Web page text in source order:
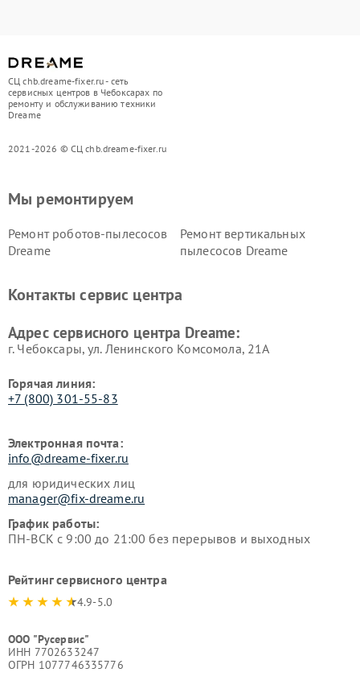
СЦ chb.dreame-fixer.ru - сеть
сервисных центров в Чебоксарах по
ремонту и обслуживанию техники
Dreame
2021-2026 © СЦ chb.dreame-fixer.ru
Мы ремонтируем
Ремонт роботов-пылесосов
Dreame
Ремонт вертикальных
пылесосов Dreame
Контакты сервис центра
Адрес сервисного центра Dreame:
г. Чебоксары, ул. Ленинского Комсомола, 21А
Горячая линия:
+7 (800) 301-55-83
Электронная почта:
info@dreame-fixer.ru
для юридических лиц
manager@fix-dreame.ru
График работы:
ПН-ВСК с 9:00 до 21:00 без перерывов и выходных
Рейтинг сервисного центра
4.9-5.0
ООО "Русервис"
ИНН 7702633247
ОГРН 1077746335776